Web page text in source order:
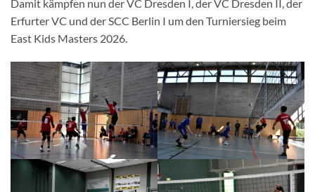
Damit kämpfen nun der VC Dresden I, der VC Dresden II, der
Erfurter VC und der SCC Berlin I um den Turniersieg beim
East Kids Masters 2026.